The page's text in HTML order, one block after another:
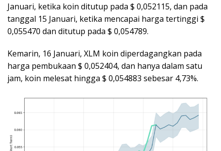
Januari, ketika koin ditutup pada $ 0,052115, dan pada
tanggal 15 Januari, ketika mencapai harga tertinggi $
0,055470 dan ditutup pada $ 0,054789.
Kemarin, 16 Januari, XLM koin diperdagangkan pada
harga pembukaan $ 0,052404, dan hanya dalam satu
jam, koin melesat hingga $ 0,054883 sebesar 4,73%.